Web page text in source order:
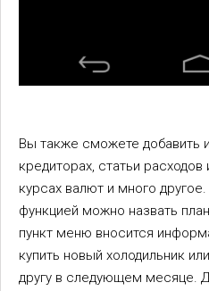
Вы также сможете добавить
кредиторах, статьи
курсах валют и много
функцией можно назвать
пункт меню вносится
купить новый холодильник
другу в следующем месяце.